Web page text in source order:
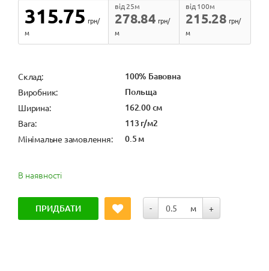
315.75 грн/
м
278.84
від 25м
грн/
м
215.28
від 100м
грн/
м
Cклад: 100% Бавовна
Виробник: Польща
Ширина: 162.00 см
Вага: 113 г/м2
Мінімальне замовлення: 0.5 м
В наявності
ПРИДБАТИ - м +